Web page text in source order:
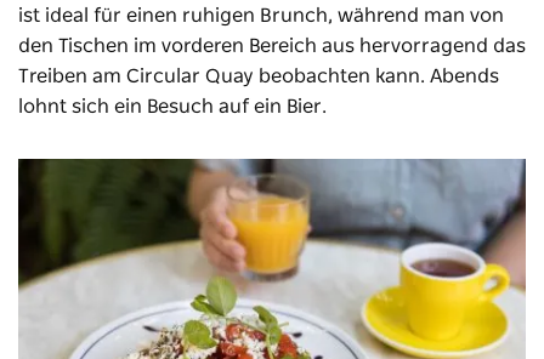
ist ideal für einen ruhigen Brunch, während man von
den Tischen im vorderen Bereich aus hervorragend das
Treiben am Circular Quay beobachten kann. Abends
lohnt sich ein Besuch auf ein Bier.